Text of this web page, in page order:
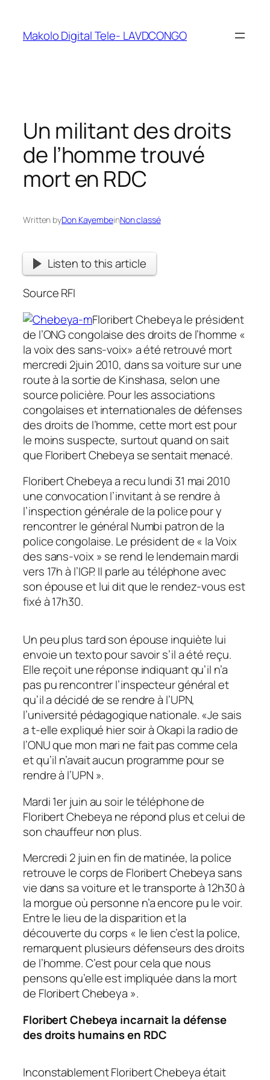
Makolo Digital Tele- LAVDCONGO
Un militant des droits
de l’homme trouvé
mort en RDC
Written byDon KayembeinNon classé
Listen to this article
Source RFI
Floribert Chebeya le président
de l’ONG congolaise des droits de l’homme «
la voix des sans-voix» a été retrouvé mort
mercredi 2juin 2010, dans sa voiture sur une
route à la sortie de Kinshasa, selon une
source policière. Pour les associations
congolaises et internationales de défenses
des droits de l’homme, cette mort est pour
le moins suspecte, surtout quand on sait
que Floribert Chebeya se sentait menacé.
Floribert Chebeya a recu lundi 31 mai 2010
une convocation l’invitant à se rendre à
l’inspection générale de la police pour y
rencontrer le général Numbi patron de la
police congolaise. Le président de « la Voix
des sans-voix » se rend le lendemain mardi
vers 17h à l’IGP. Il parle au téléphone avec
son épouse et lui dit que le rendez-vous est
fixé à 17h30.
Un peu plus tard son épouse inquiète lui
envoie un texto pour savoir s’il a été reçu.
Elle reçoit une réponse indiquant qu’il n’a
pas pu rencontrer l’inspecteur général et
qu’il a décidé de se rendre à l’UPN,
l’université pédagogique nationale. «Je sais
a t-elle expliqué hier soir à Okapi la radio de
l’ONUque mon mari ne fait pas comme cela
et qu’il n’avait aucun programme pour se
rendre à l’UPN».
Mardi 1er juin au soir le téléphone de
Floribert Chebeya ne répond plus et celui de
son chauffeur non plus.
Mercredi 2 juin en fin de matinée, la police
retrouve le corps de Floribert Chebeya sans
vie dans sa voiture et le transporte à 12h30 à
la morgue où personne n’a encore pu le voir.
Entre le lieu de la disparition et la
découverte du corps « le lien c’est la police,
remarquent plusieurs défenseurs des droits
de l’homme.C’est pour cela que nous
pensons qu’elle est impliquée dans la mort
de Floribert Chebeya ».
Floribert Chebeya incarnait la défense
des droits humains en RDC
Inconstablement Floribert Chebeya était